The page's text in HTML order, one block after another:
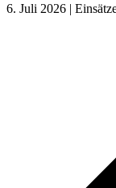
6. Juli 2026 |